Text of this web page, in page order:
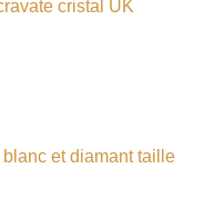
cristal UK
et diamant taille